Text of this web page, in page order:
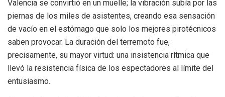
Valencia se convirtió en un muelle; la vibración subía por las
piernas de los miles de asistentes, creando esa sensación
de vacío en el estómago que solo los mejores pirotécnicos
saben provocar. La duración del terremoto fue,
precisamente, su mayor virtud: una insistencia rítmica que
llevó la resistencia física de los espectadores al límite del
entusiasmo.